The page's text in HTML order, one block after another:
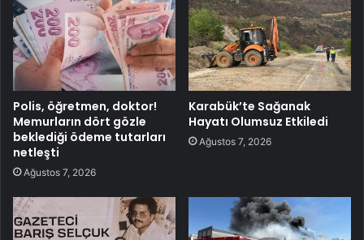
Polis, öğretmen, doktor!
Memurların dört gözle
beklediği ödeme tutarları
netleşti
Ağustos 7, 2026
Karabük’te Sağanak
Hayatı Olumsuz Etkiledi
Ağustos 7, 2026